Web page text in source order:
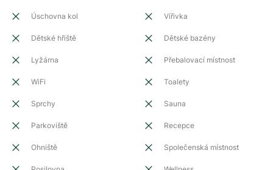
Úschovna kol Vířivka
Dětské hřiště Dětské bazény
Lyžárna Přebalovací místnost
WiFi Toalety
Sprchy Sauna
Parkoviště Recepce
Ohniště Společenská místnost